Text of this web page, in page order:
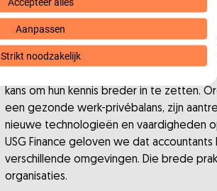
Sleutel tot succes
De schaarste aan accountants vraagt om
genoeg mogelijkheden om talent aan te
inhoud van het werk en de
kans om hun kennis breder in te zetten.
een gezonde werk-privébalans, zijn
nieuwe technologieën en vaardigheden
USG Finance geloven we dat
verschillende omgevingen. Die brede
organisaties.
Aanpassen
Strikt noodzakelijk